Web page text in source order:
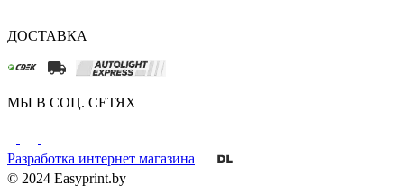
ДОСТАВКА
МЫ В СОЦ. СЕТЯХ
Разработка интернет магазина
© 2024 Easyprint.by